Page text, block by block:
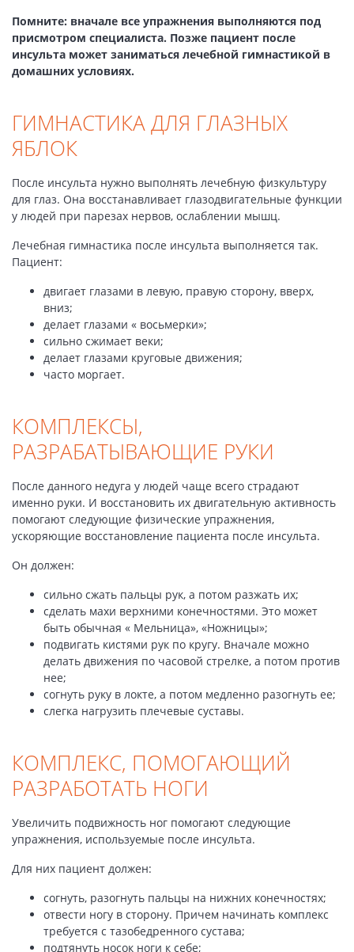
Помните: вначале все упражнения выполняются под
присмотром специалиста. Позже пациент после
инсульта может заниматься лечебной гимнастикой в
домашних условиях.
ГИМНАСТИКА ДЛЯ ГЛАЗНЫХ
ЯБЛОК
После инсульта нужно выполнять лечебную физкультуру
для глаз. Она восстанавливает глазодвигательные функции
у людей при парезах нервов, ослаблении мышц.
Лечебная гимнастика после инсульта выполняется так.
Пациент:
двигает глазами в левую, правую сторону, вверх,
вниз;
делает глазами « восьмерки»;
сильно сжимает веки;
делает глазами круговые движения;
часто моргает.
КОМПЛЕКСЫ,
РАЗРАБАТЫВАЮЩИЕ РУКИ
После данного недуга у людей чаще всего страдают
именно руки. И восстановить их двигательную активность
помогают следующие физические упражнения,
ускоряющие восстановление пациента после инсульта.
Он должен:
сильно сжать пальцы рук, а потом разжать их;
сделать махи верхними конечностями. Это может
быть обычная « Мельница», «Ножницы»;
подвигать кистями рук по кругу. Вначале можно
делать движения по часовой стрелке, а потом против
нее;
согнуть руку в локте, а потом медленно разогнуть ее;
слегка нагрузить плечевые суставы.
КОМПЛЕКС, ПОМОГАЮЩИЙ
РАЗРАБОТАТЬ НОГИ
Увеличить подвижность ног помогают следующие
упражнения, используемые после инсульта.
Для них пациент должен:
согнуть, разогнуть пальцы на нижних конечностях;
отвести ногу в сторону. Причем начинать комплекс
требуется с тазобедренного сустава;
подтянуть носок ноги к себе;